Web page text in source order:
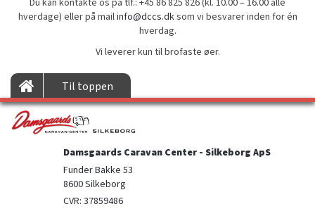
Du kan kontakte os på tlf.: +45 86 825 826 (kl. 10.00 – 16.00 alle
hverdage) eller på mailinfo@dccs.dksom vi besvarer inden for én
hverdag.
Vi leverer kun til brofaste øer.
Til toppen
Damsgaards Caravan Center - Silkeborg ApS
Funder Bakke 53
8600 Silkeborg
CVR: 37859486